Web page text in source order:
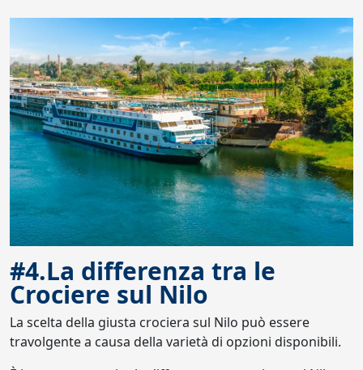
#4.La differenza tra le
Crociere sul Nilo
La scelta della giusta crociera sul Nilo può essere
travolgente a causa della varietà di opzioni disponibili.